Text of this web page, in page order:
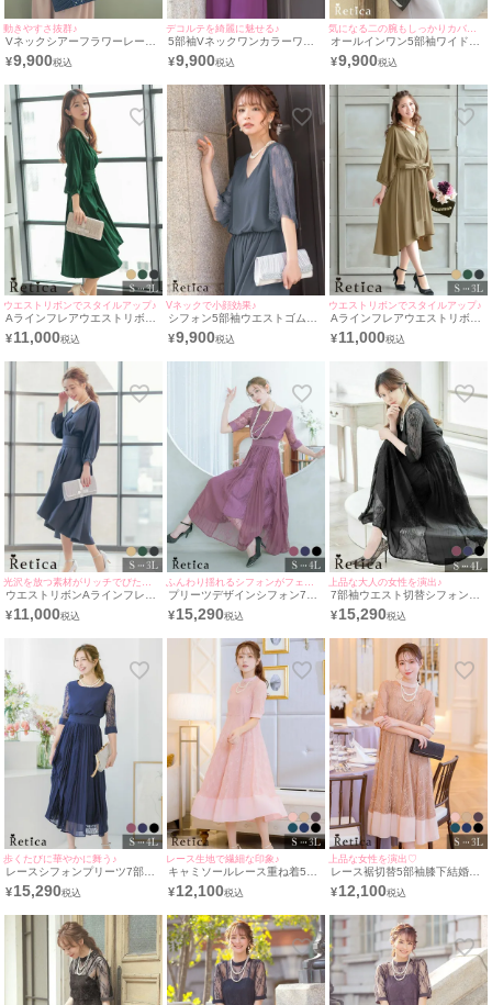
動きやすさ抜群♪
Vネックシアーフラワーレース
5部袖オールインワン二の腕カ
バー結婚式パーティードレス
¥9,900
デコルテを綺麗に魅せる♪
5部袖Vネックワンカラーワイ
ドパンツ二の腕カバー結婚式パ
ーティードレス [Retica/レティ
¥9,900
気になる二の腕もしっかりカバー◎
オールインワン5部袖ワイドパ
ンツ結婚式パーティードレス
[Retica/レティカ]
¥9,900
ウエストリボンでスタイルアップ♪
Aラインフレアウエストリボン
フィッシュテールカジュアルサ
テン膝下二の腕カバースリーブ
[Retica/レティカ]
¥11,000
Vネックで小顔効果♪
シフォン5部袖ウエストゴムワ
ンカラーパンツ結婚式パーティ
ードレス [Retica/レティカ]
¥9,900
ウエストリボンでスタイルアップ♪
Aラインフレアウエストリボン
フィッシュテールカジュアルサ
テン膝下二の腕カバースリーブ
[Retica/レティカ]
¥11,000
ウエストリボンAラインフレア
フィッシュテールカジュアルサ
テン膝下二の腕カバースリーブ
[Retica/レティカ]
¥11,000
プリーツデザインシフォン7部
袖ロング結婚式パーティードレ
ス [Retica/レティカ]
¥15,290
上品な大人の女性を演出♪
7部袖ウエスト切替シフォンプ
リーツ結婚式パーティードレス
[Retica/レティカ]
¥15,290
歩くたびに華やかに舞う♪
レースシフォンプリーツ7部袖
結婚式パーティードレス
[Retica/レティカ]
¥15,290
レース生地で繊細な印象♪
キャミソールレース重ね着5部
袖膝下結婚式パーティードレス
3点セット [Retica/レティカ]
¥12,100
上品な女性を演出♡
レース裾切替5部袖膝下結婚式
パーティードレス3点セット
[Retica/レティカ]
¥12,100